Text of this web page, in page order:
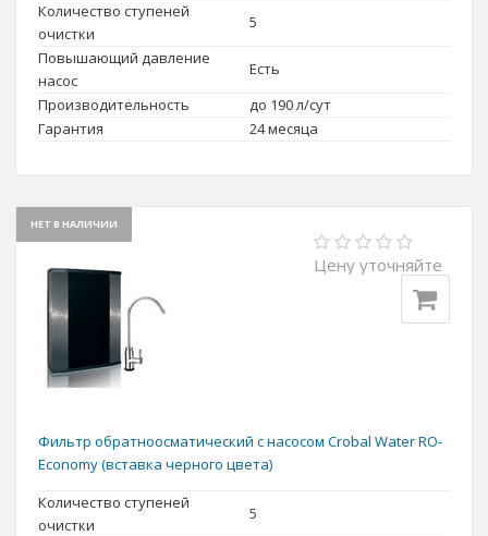
Количество ступеней
очистки
5
Повышающий давление
насос
Есть
Производительность
до 190 л/сут
Гарантия
24 месяца
НЕТ В НАЛИЧИИ
Цену уточняйте
Фильтр обратноосматический с насосом Crobal Water RO-
Economy (вставка черного цвета)
Количество ступеней
очистки
5